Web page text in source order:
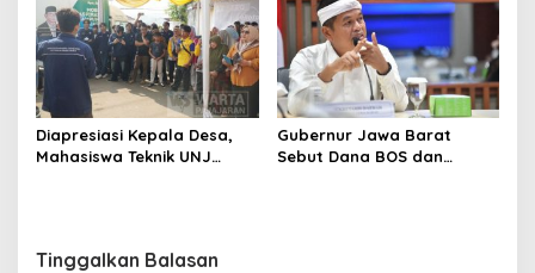
Diapresiasi Kepala Desa,
Mahasiswa Teknik UNJ
Gubernur Jawa Barat
Sebut Dana BOS dan
Tinggalkan Balasan